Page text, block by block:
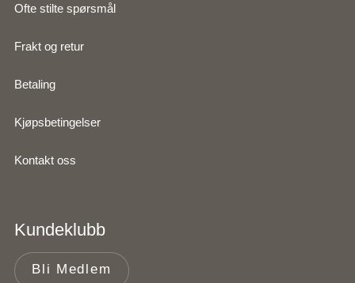
Ofte stilte spørsmål
Frakt og retur
Betaling
Kjøpsbetingelser
Kontakt oss
Kundeklubb
Bli Medlem